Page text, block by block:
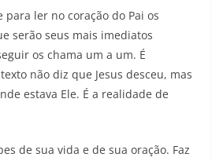
para ler no coração do Pai os
serão seus mais imediatos
os chama um a um. É
não diz que Jesus desceu, mas
estava Ele. É a realidade de
de sua vida e de sua oração. Faz